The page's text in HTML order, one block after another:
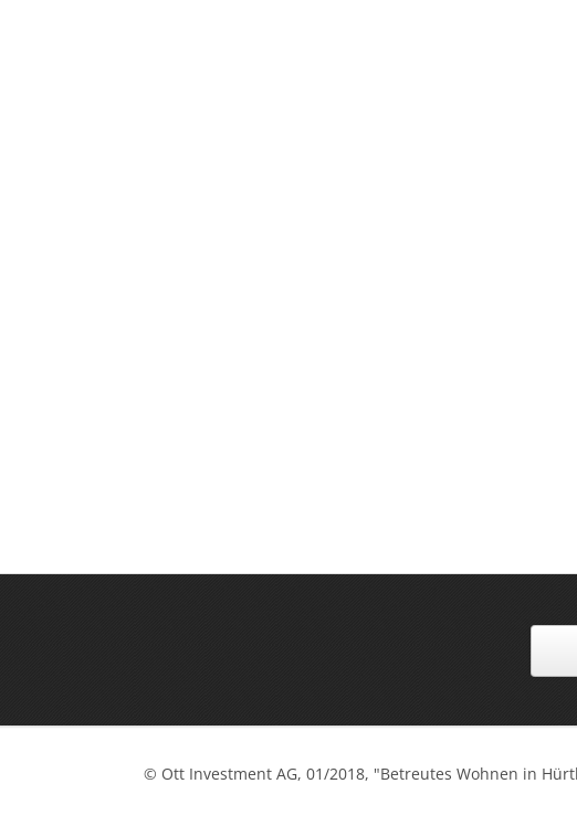
© Ott Investment AG, 01/2018, "Betreutes Wohnen in